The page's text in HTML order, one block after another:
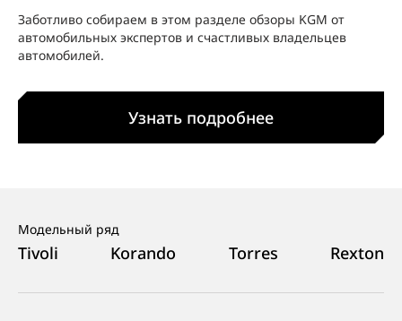
Заботливо собираем в этом разделе обзоры KGM от
автомобильных экспертов и счастливых владельцев
автомобилей.
Узнать подробнее
Модельный ряд
Tivoli Korando Torres Rexton